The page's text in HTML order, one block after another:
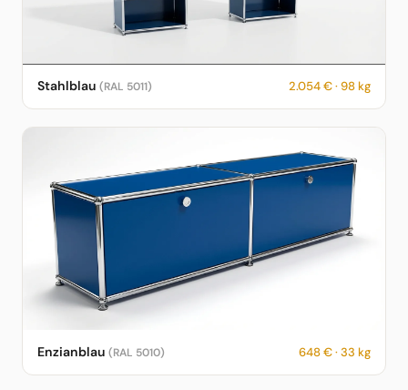
USM Haller Sideboard in Stahlblau – RAL 5011 – 2.054 € – 98 kg
– fotorealistische KI-Vorschau
Stahlblau (RAL 5011) 2.054 € · 98 kg
USM Haller Sideboard in Enzianblau – RAL 5010 – 648 € – 33 kg
– fotorealistische KI-Vorschau
Enzianblau (RAL 5010) 648 € · 33 kg